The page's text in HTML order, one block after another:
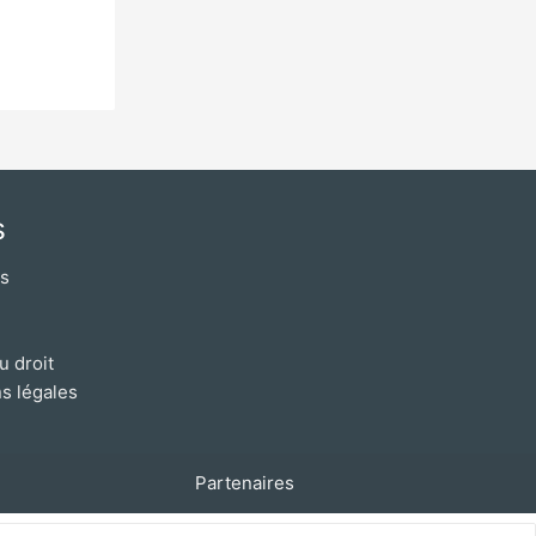
droit
légales
Partenaires